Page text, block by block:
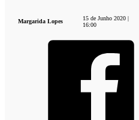
Margarida Lopes
15 de Junho 2020 |
16:00